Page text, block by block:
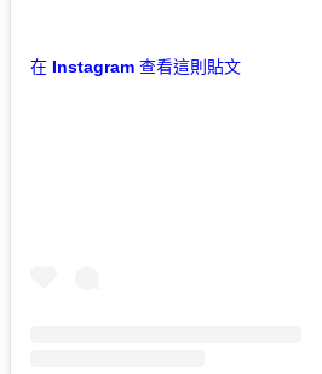
在 Instagram 查看這則貼文